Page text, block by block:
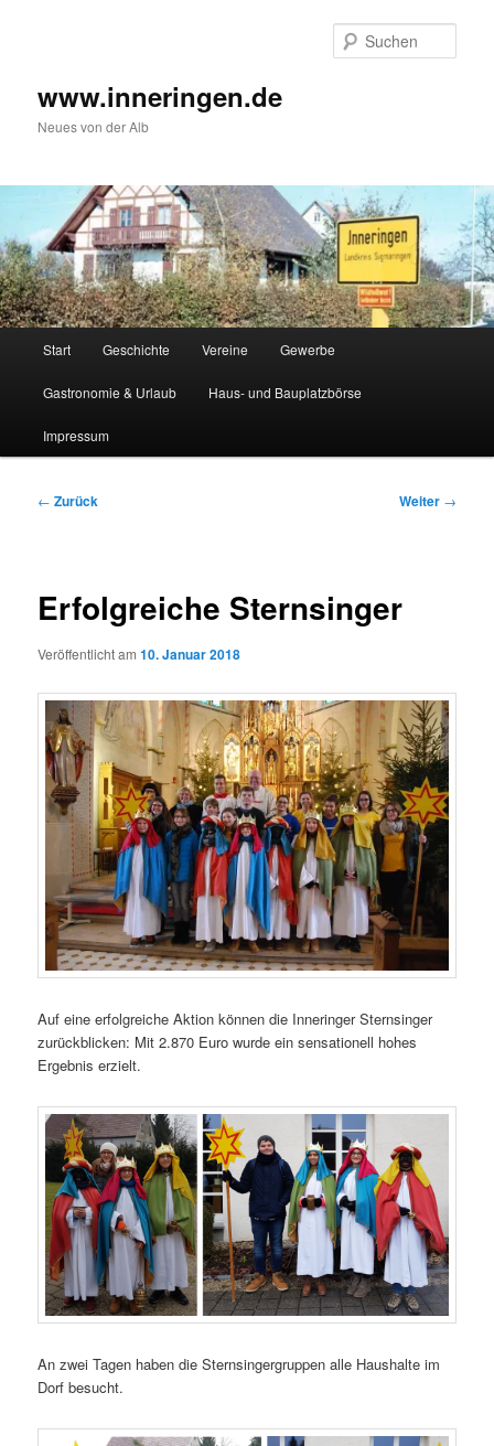
www.inneringen.de
Neues von der Alb
Start Geschichte Vereine Gewerbe
Gastronomie & Urlaub Haus- und Bauplatzbörse
Impressum
Beitragsnavigation
← Zurück Weiter →
Erfolgreiche Sternsinger
Veröffentlicht am10. Januar 2018
Auf eine erfolgreiche Aktion können die Inneringer Sternsinger
zurückblicken: Mit 2.870 Euro wurde ein sensationell hohes
Ergebnis erzielt.
An zwei Tagen haben die Sternsingergruppen alle Haushalte im
Dorf besucht.